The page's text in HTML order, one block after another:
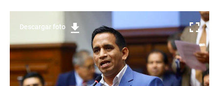
Descargar foto